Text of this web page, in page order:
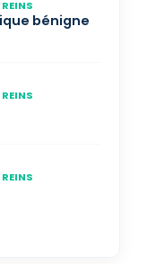
bénigne